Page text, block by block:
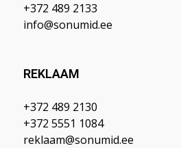
+372 489 2133
info@sonumid.ee
REKLAAM
+372 489 2130
+372 5551 1084
reklaam@sonumid.ee